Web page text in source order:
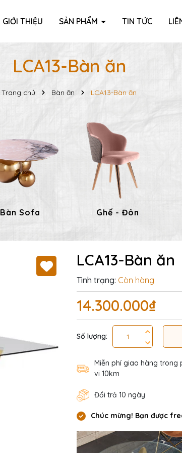
GIỚI THIỆU SẢN PHẨM TIN TỨC
LCA13-Bàn ăn
Trang chủ Bàn ăn LCA13-Bàn ăn
Bàn Sofa Ghế - Đôn
LCA13-Bàn ăn
Tình trạng: Còn hàng
14.300.000₫
Số lượng:
Miễn phí giao hàng trong
vi 10km
Đổi trả 10 ngày
Chúc mừng! Bạn được